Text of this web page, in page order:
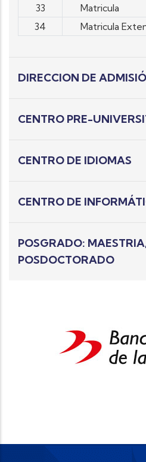
33 Matricula
34
Matricula
DIRECCION DE
CENTRO PRE-
CENTRO DE IDIOMAS
CENTRO DE
POSGRADO:
POSDOCTORADO